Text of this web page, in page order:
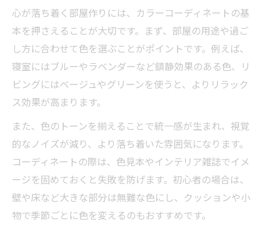
心が落ち着く部屋作りには、カラーコーディネートの基
本を押さえることが大切です。まず、部屋の用途や過ご
し方に合わせて色を選ぶことがポイントです。例えば、
寝室にはブルーやラベンダーなど鎮静効果のある色、リ
ビングにはベージュやグリーンを使うと、よりリラック
ス効果が高まります。
また、色のトーンを揃えることで統一感が生まれ、視覚
的なノイズが減り、より落ち着いた雰囲気になります。
コーディネートの際は、色見本やインテリア雑誌でイメ
ージを固めておくと失敗を防げます。初心者の場合は、
壁や床など大きな部分は無難な色にし、クッションや小
物で季節ごとに色を変えるのもおすすめです。